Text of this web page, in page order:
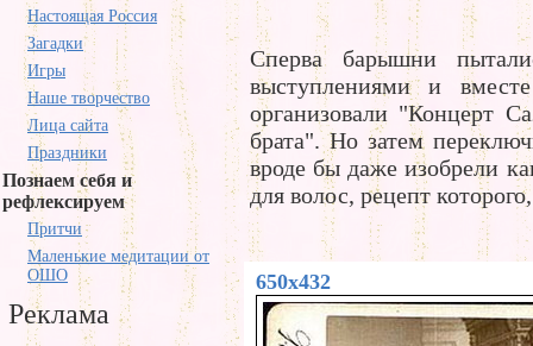
Настоящая Россия
Загадки
Игры
Наше творчество
Лица сайта
Праздники
Познаем себя и
рефлексируем
Притчи
Маленькие медитации от
ОШО
Реклама
Сперва барышни
выступлениями и
организовали "Концерт
брата". Но затем
вроде бы даже изобрели
для волос, рецепт
650x432